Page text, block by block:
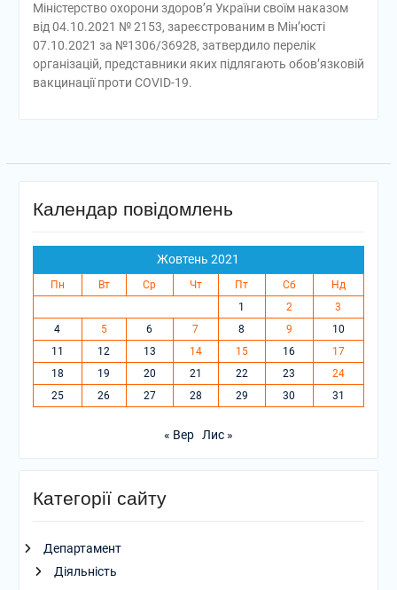
Міністерство охорони здоров’я України своїм наказом
від 04.10.2021 № 2153, зареєстрованим в Мін’юсті
07.10.2021 за №1306/36928, затвердило перелік
організацій, представники яких підлягають обов’язковій
вакцинації проти COVID-19.
Календар повідомлень
Жовтень 2021
Пн Вт Ср Чт Пт Сб
Нд
1
2
3
4
5 6 7 8 9
10
11
12 13 14 15 16
17
18
19 20 21 22 23
24
25
26 27 28 29 30 31
« Вер Лис »
Категорії сайту
Департамент
Діяльність